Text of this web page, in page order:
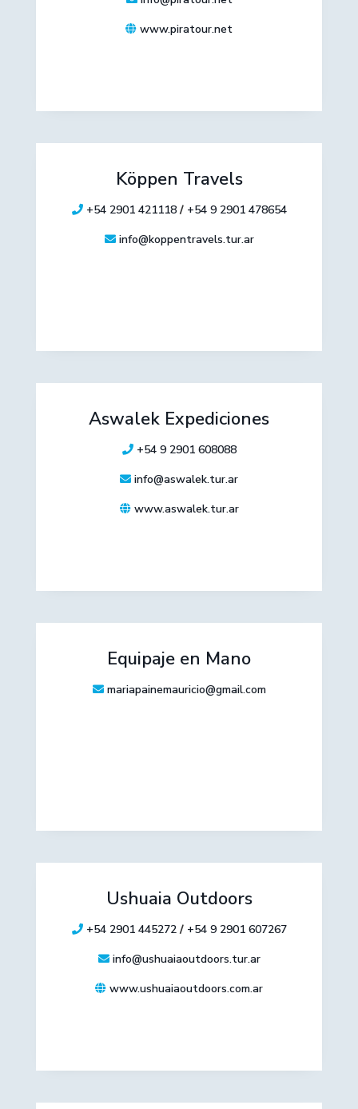
www.piratour.net
Köppen Travels
+54 2901 421118/ +54 9 2901 478654
info@koppentravels.tur.ar
Aswalek Expediciones
+54 9 2901 608088
info@aswalek.tur.ar
www.aswalek.tur.ar
Equipaje en Mano
mariapainemauricio@gmail.com
Ushuaia Outdoors
+54 2901 445272/ +54 9 2901 607267
info@ushuaiaoutdoors.tur.ar
www.ushuaiaoutdoors.com.ar